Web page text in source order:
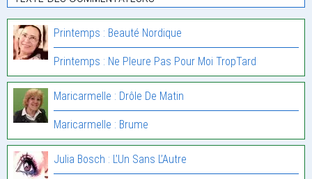
Printemps : Beauté Nordique
Printemps : Ne Pleure Pas Pour Moi TropTard
Maricarmelle : Drôle De Matin
Maricarmelle : Brume
Julia Bosch : L’Un Sans L’Autre